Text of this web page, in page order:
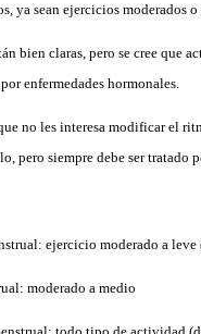
ya sean ejercicios
bien claras, pero se cree
enfermedades hormonales.
no les interesa modificar el
pero siempre debe ser tratado
ejercicio moderado a
moderado a medio